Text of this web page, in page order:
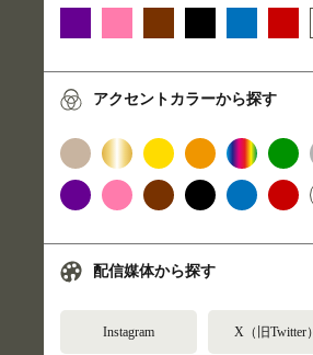
アクセントカラーから探す
配信媒体から探す
Instagram X（旧Twitter）